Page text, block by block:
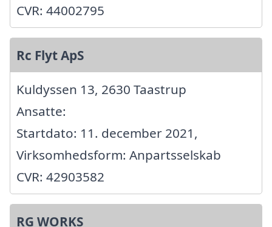
CVR: 44002795
Rc Flyt ApS
Kuldyssen 13, 2630 Taastrup
Ansatte:
Startdato: 11. december 2021,
Virksomhedsform: Anpartsselskab
CVR: 42903582
RG WORKS